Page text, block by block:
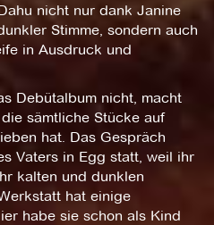
nicht nur dank Janine
Stimme, sondern auch
in Ausdruck und
Debütalbum nicht, macht
sämtliche Stücke auf
hat. Das Gespräch
Vaters in Egg statt, weil ihr
kalten und dunklen
hat einige
habe sie schon als Kind